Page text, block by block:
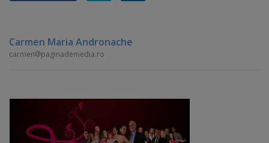
Carmen Maria Andronache
carmen paginademedia.ro